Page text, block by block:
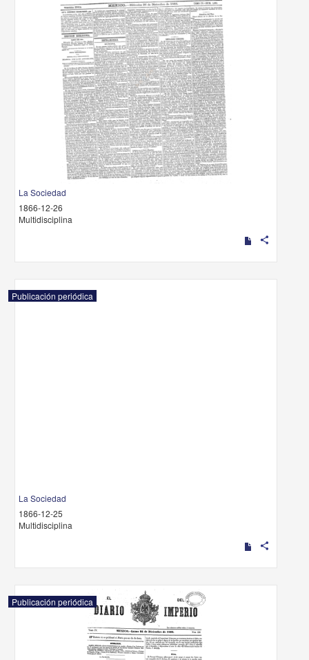
La Sociedad
1866-12-26
Multidisciplina
share
Publicación periódica
La Sociedad
1866-12-25
Multidisciplina
share
Publicación periódica